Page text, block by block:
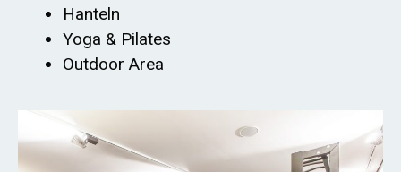
Hanteln
Yoga & Pilates
Outdoor Area